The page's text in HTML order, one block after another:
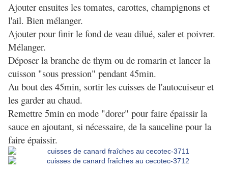
Ajouter ensuites les tomates, carottes, champignons et
l'ail. Bien mélanger.
Ajouter pour finir le fond de veau dilué, saler et poivrer.
Mélanger.
Déposer la branche de thym ou de romarin et lancer la
cuisson "sous pression" pendant 45min.
Au bout des 45min, sortir les cuisses de l'autocuiseur et
les garder au chaud.
Remettre 5min en mode "dorer" pour faire épaissir la
sauce en ajoutant, si nécessaire, de la sauceline pour la
faire épaissir.